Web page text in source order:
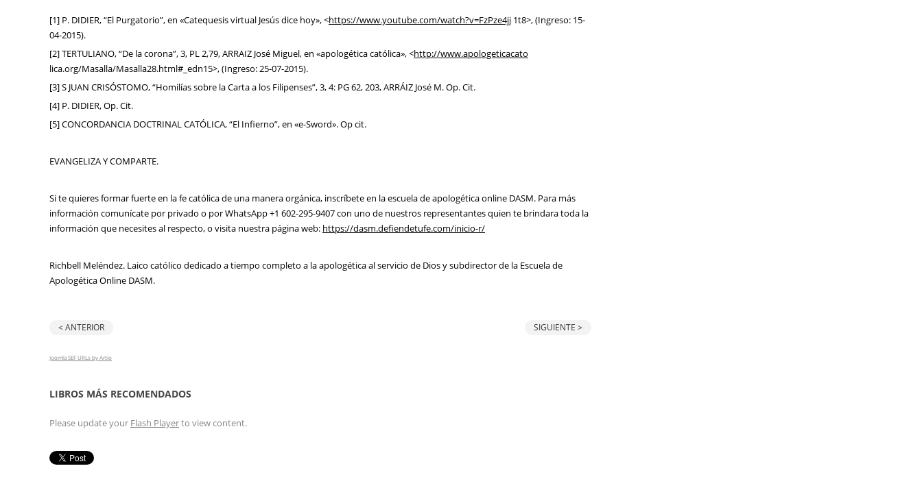
[1] P. DIDIER, “El Purgatorio”, en «Catequesis virtual Jesús dice hoy», <https://www.youtube.com/watch?v=FzPze4jj 1t8>, (Ingreso: 15-
04-2015).
[2] TERTULIANO, “De la corona”, 3, PL 2,79, ARRAIZ José Miguel, en «apologética católica», <http://www.apologeticacato
lica.org/Masalla/Masalla28.html#_edn15>, (Ingreso: 25-07-2015).
[3] S JUAN CRISÓSTOMO, “Homilías sobre la Carta a los Filipenses”, 3, 4: PG 62, 203, ARRÁIZ José M. Op. Cit.
[4] P. DIDIER, Op. Cit.
[5] CONCORDANCIA DOCTRINAL CATÓLICA, “El Infierno”, en «e-Sword». Op cit.
EVANGELIZA Y COMPARTE.
Si te quieres formar fuerte en la fe católica de una manera orgánica, inscríbete en la escuela de apologética online DASM. Para más
información comunícate por privado o por WhatsApp +1 602-295-9407 con uno de nuestros representantes quien te brindara toda la
información que necesites al respecto, o visita nuestra página web: https://dasm.defiendetufe.com/inicio-r/
Richbell Meléndez. Laico católico dedicado a tiempo completo a la apologética al servicio de Dios y subdirector de la Escuela de
Apologética Online DASM.
< ANTERIOR SIGUIENTE >
Joomla SEF URLs by Artio
LIBROS MÁS RECOMENDADOS
Please update your Flash Playerto view content.